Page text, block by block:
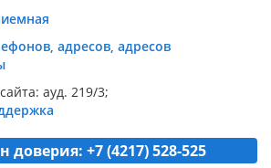
адресов, адресов
ауд. 219/3;
доверия: +7 (4217) 528-525